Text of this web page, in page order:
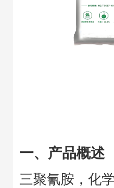
一、产品概述
三聚氰胺，化